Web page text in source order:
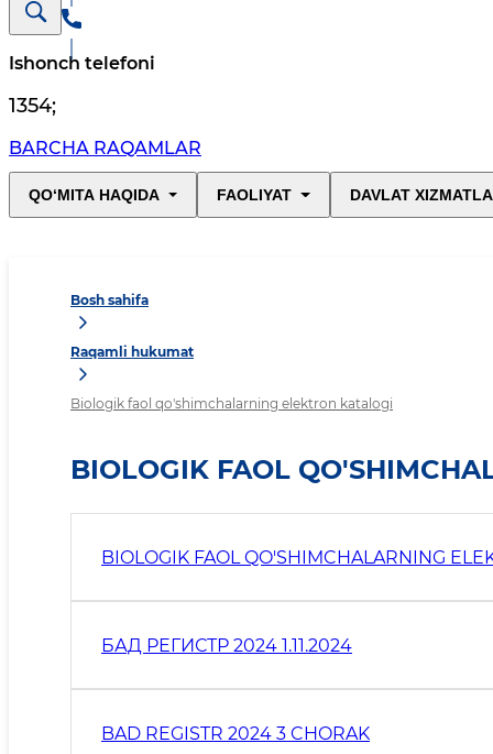
Ishonch telefoni
1354;
BARCHA RAQAMLAR
QO‘MITA HAQIDA FAOLIYAT DAVLAT
Bosh sahifa
Raqamli hukumat
Biologik faol qo'shimchalarning elektron katalogi
BIOLOGIK FAOL
BIOLOGIK FAOL QO'SHIMCHALARNING
БАД РЕГИСТР 2024 1.11.2024
BAD REGISTR 2024 3 CHORAK